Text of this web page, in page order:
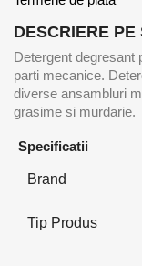
DESCRIERE PE
Detergent degresant
parti mecanice.
diverse ansambluri
grasime si murdarie.
Specificatii
Brand
Tip Produs